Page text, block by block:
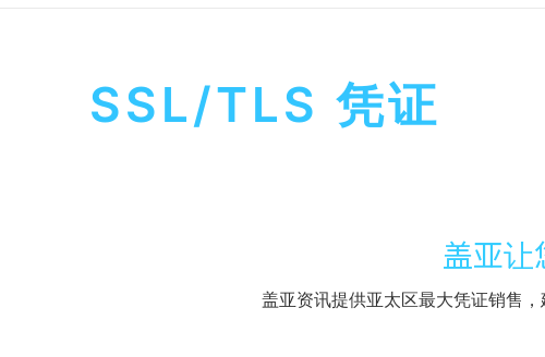
SSL/TLS 凭证
盖亚
盖亚资讯提供亚太区最大凭证销售